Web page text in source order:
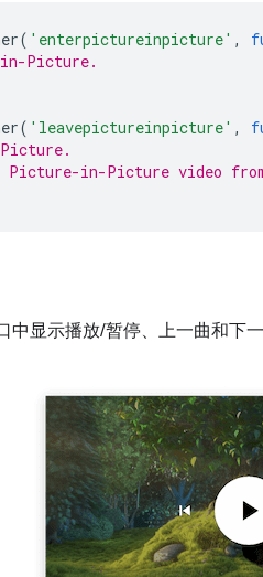
( 'enterpictureinpicture' ,
Picture.
( 'leavepictureinpicture' ,
Picture-in-Picture video
中显示播放/暂停、上一曲和下